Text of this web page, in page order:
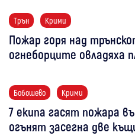
Трън Крими
Пожар горя над
огнеборците овладяха
Бобошево Крими
7 екипа гасят пожара
огънят засегна две